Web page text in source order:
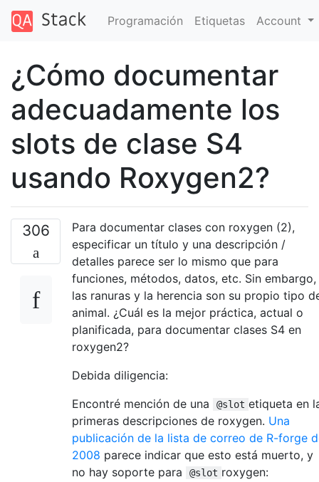
Programación Etiquetas Account
¿Cómo documentar
adecuadamente los
slots de clase S4
usando Roxygen2?
306
Para documentar clases con roxygen (2),
especificar un título y una descripción /
detalles parece ser lo mismo que para
funciones, métodos, datos, etc. Sin embargo,
las ranuras y la herencia son su propio tipo
animal. ¿Cuál es la mejor práctica, actual o
planificada, para documentar clases S4 en
roxygen2?
Debida diligencia:
Encontré mención de una
@slot etiqueta en
primeras descripciones de roxygen. Una
publicación de la lista de correo de R-forge
2008 parece indicar que esto está muerto, y
no hay soporte para
@slot roxygen: